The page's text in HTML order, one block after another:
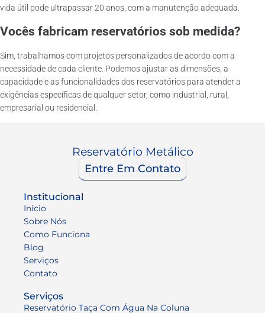
vida útil pode ultrapassar 20 anos, com a manutenção adequada.
Vocês fabricam reservatórios sob medida?
Sim, trabalhamos com projetos personalizados de acordo com a
necessidade de cada cliente. Podemos ajustar as dimensões, a
capacidade e as funcionalidades dos reservatórios para atender a
exigências específicas de qualquer setor, como industrial, rural,
empresarial ou residencial.
Reservatório Metálico
Entre Em Contato
Institucional
Início
Sobre Nós
Como Funciona
Blog
Serviços
Contato
Serviços
Reservatório Taça Com Água Na Coluna